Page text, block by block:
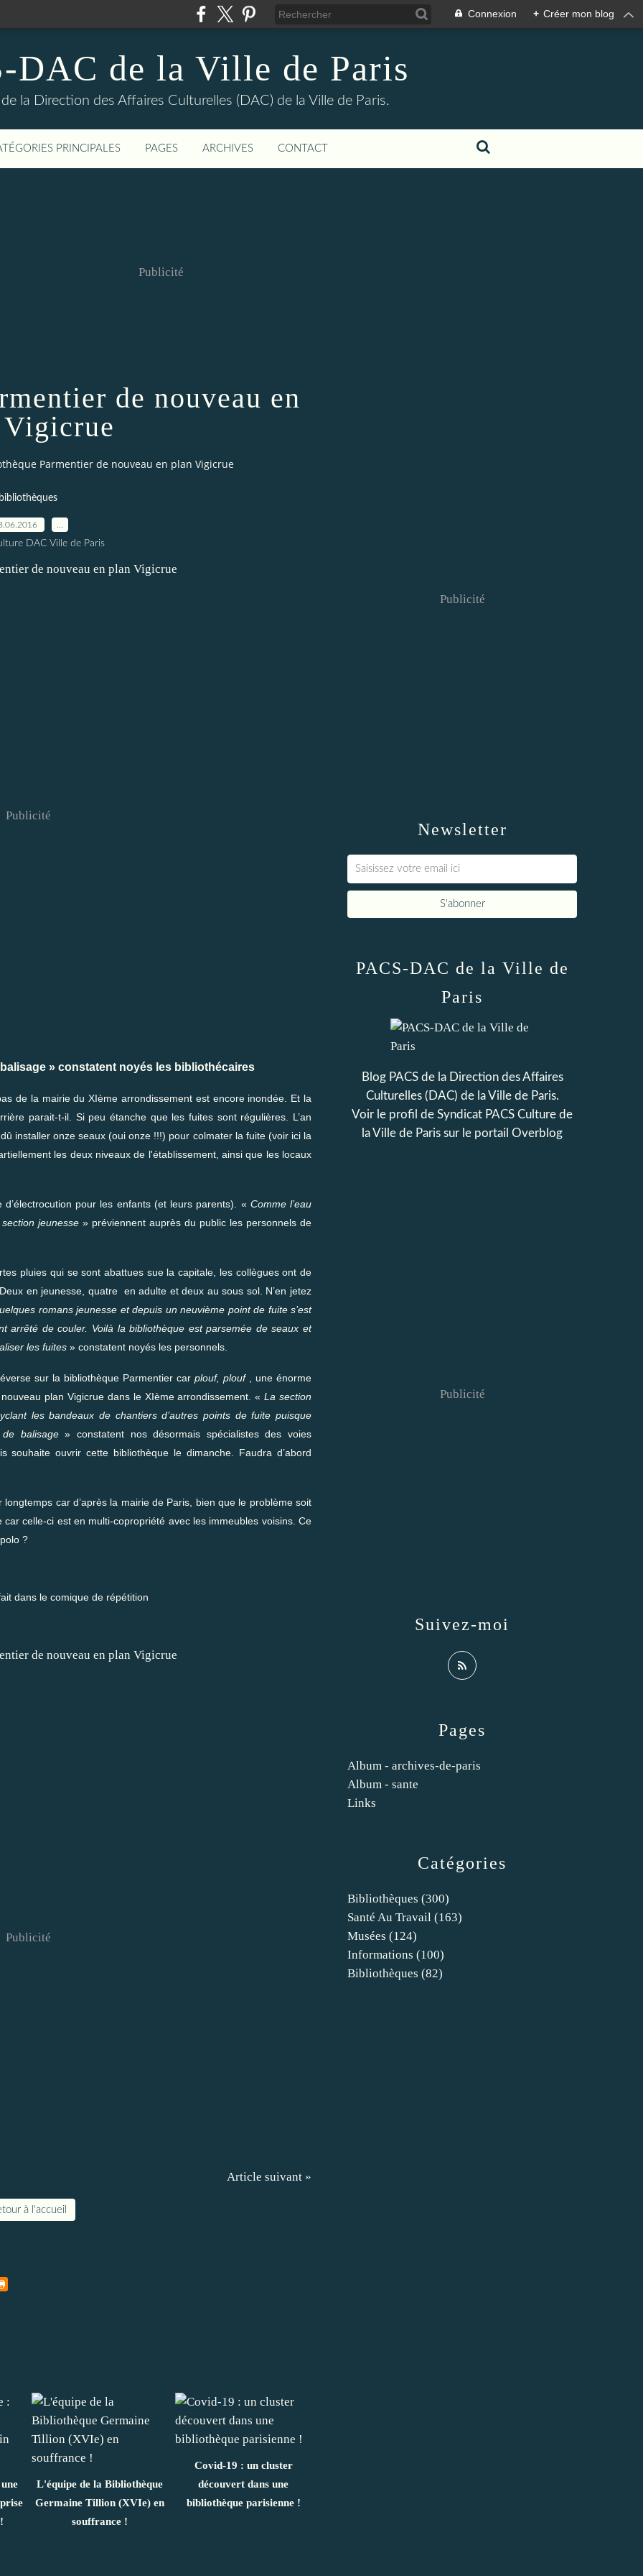
Connexion + Créer mon blog
DAC de la Ville de Paris
la Direction des Affaires Culturelles (DAC) de la Ville de Paris.
PRINCIPALES PAGES ARCHIVES CONTACT
Publicité
de nouveau en
Parmentier de nouveau en plan Vigicrue
DAC Ville de Paris
Publicité
» constatent noyés les bibliothécaires
de la mairie du XIème arrondissement est encore inondée. Et la
parait-t-il. Si peu étanche que les fuites sont régulières. L’an
installer onze seaux (oui onze !!!) pour colmater la fuite (voir ici la
les deux niveaux de l'établissement, ainsi que les locaux
pour les enfants (et leurs parents). « Comme l’eau
section jeunesse » préviennent auprès du public les personnels de
pluies qui se sont abattues sue la capitale, les collègues ont de
en jeunesse, quatre en adulte et deux au sous sol. N’en jetez
romans jeunesse et depuis un neuvième point de fuite s’est
arrêté de couler. Voilà la bibliothèque est parsemée de seaux et
les fuites » constatent noyés les personnels.
sur la bibliothèque Parmentier car plouf, plouf, une énorme
plan Vigicrue dans le XIème arrondissement. « La section
les bandeaux de chantiers d’autres points de fuite puisque
de balisage» constatent nos désormais spécialistes des voies
souhaite ouvrir cette bibliothèque le dimanche. Faudra d’abord
car d’après la mairie de Paris, bien que le problème soit
celle-ci est en multi-copropriété avec les immeubles voisins. Ce
?
dans le comique de répétition
Publicité
Article suivant »
à l'accueil
L'équipe de la Bibliothèque
Germaine Tillion (XVIe) en
souffrance !
Covid-19 : un cluster
découvert dans une
bibliothèque parisienne !
Newsletter
Publicité
Catégories
Bibliothèques (300)
Santé Au Travail (163)
Musées (124)
Informations (100)
Bibliothèques (82)
Pages
Album - archives-de-paris
Album - sante
Links
PACS-DAC de la Ville de
Paris
Blog PACS de la Direction des Affaires
Culturelles (DAC) de la Ville de Paris.
Voir le profil de Syndicat PACS Culture de
la Ville de Paris sur le portail Overblog
Suivez-moi
Publicité